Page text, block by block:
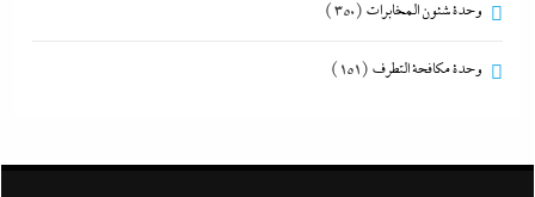
وحدة شئون المخابرات (350)
وحدة مكافحة التطرف (151)